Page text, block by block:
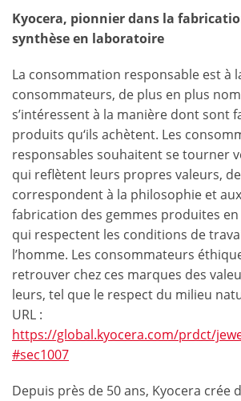
Kyocera, pionnier dans la
synthèse en laboratoire
La consommation responsable est à
consommateurs, de plus en plus
s’intéressent à la manière dont sont
produits qu‘ils achètent. Les
responsables souhaitent se tourner
qui reflètent leurs propres valeurs,
correspondent à la philosophie et
fabrication des gemmes produites
qui respectent les conditions de
l’homme. Les consommateurs
retrouver chez ces marques des
leurs, tel que le respect du milieu
URL :
https://global.kyocera.com/prdct/
#sec1007
Depuis près de 50 ans, Kyocera crée